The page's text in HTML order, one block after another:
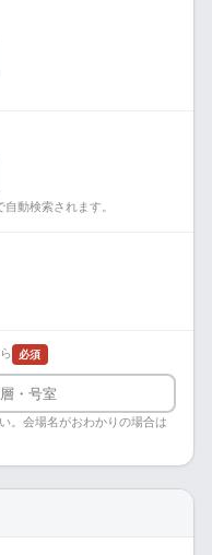
動検索されます。
必須
。会場名がおわかりの場合は